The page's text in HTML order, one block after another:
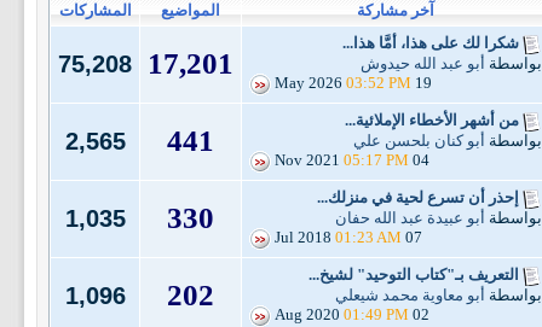
آخر مشاركة المواضيع
المشاركات
شكرا لك على هذا، أمَّا هذا...
بواسطة أبو عبد الله حيدوش
19 May 2026
03:52 PM
17,201
75,208
من أشهر الأخطاء الإملائية...
بواسطة أبو كنان بلحسن علي
04 Nov 2021
05:17 PM
441
2,565
إحذر أن تسرع لحية في منزلك...
بواسطة أبو عبيدة عبد الله حفان
07 Jul 2018
01:23 AM
330
1,035
التعريف بـ"كتاب التوحيد" لشيخ...
بواسطة أبو معاوية محمد شيعلي
02 Aug 2020
01:49 PM
202
1,096